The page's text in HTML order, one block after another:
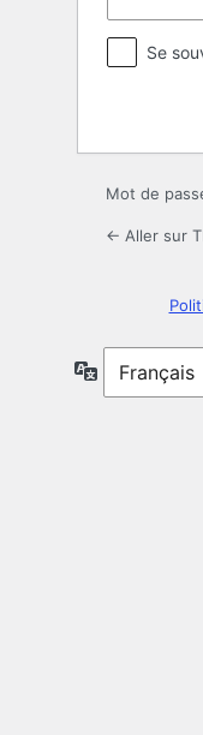
Se
Mot de
← Aller sur
Langue